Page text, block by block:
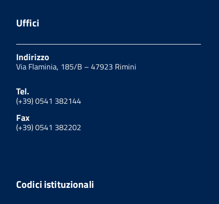
Uffici
Indirizzo
Via Flaminia, 185/B – 47923 Rimini
Tel.
(+39) 0541 382144
Fax
(+39) 0541 382202
Codici istituzionali